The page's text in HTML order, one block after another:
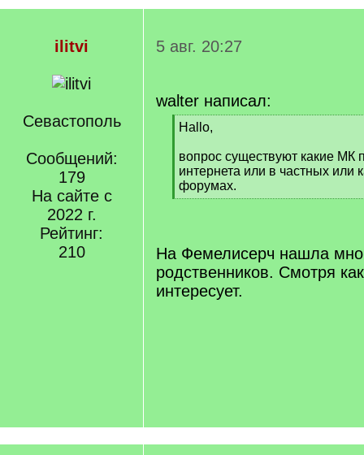
ilitvi
Севастополь
Сообщений:
179
На сайте с
2022 г.
Рейтинг:
210
5 авг. 20:27
walter написал:
[
]
Hallo,
вопрос существуют какие МК
интернета или в частных или
форумах.
[
На Фемелисерч нашла
родственников. Смотря
интересует.